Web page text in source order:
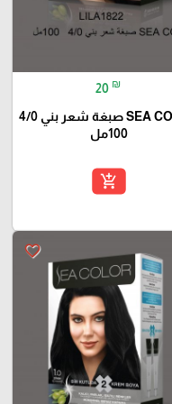
20 ₪
SEA COLOR صبغة شعر بني 4/0
100مل
add_shopping_cart
favorite_border